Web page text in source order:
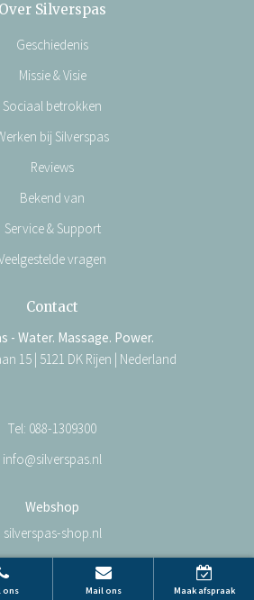
Over Silverspas
Geschiedenis
Missie & Visie
Sociaal betrokken
bij Silverspas
Reviews
Bekend van
Service & Support
vragen
Contact
- Water. Massage. Power.
15 | 5121 DK Rijen | Nederland
Tel: 088-1309300
info@silverspas.nl
Webshop
silverspas-shop.nl
ons Mail ons Maak afspraak